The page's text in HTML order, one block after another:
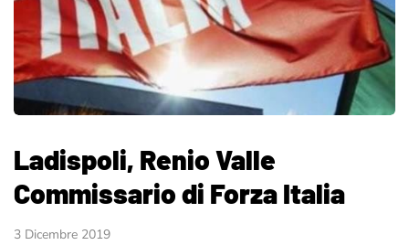
Ladispoli, Renio Valle
Commissario di Forza Italia
3 Dicembre 2019